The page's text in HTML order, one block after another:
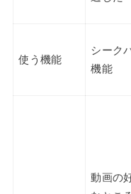
使う機能
シーク
機能
動画の